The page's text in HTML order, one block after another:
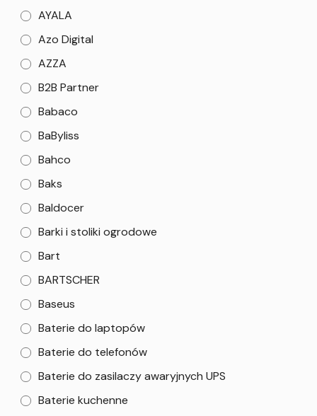
AYALA
Azo Digital
AZZA
B2B Partner
Babaco
BaByliss
Bahco
Baks
Baldocer
Barki i stoliki ogrodowe
Bart
BARTSCHER
Baseus
Baterie do laptopów
Baterie do telefonów
Baterie do zasilaczy awaryjnych UPS
Baterie kuchenne